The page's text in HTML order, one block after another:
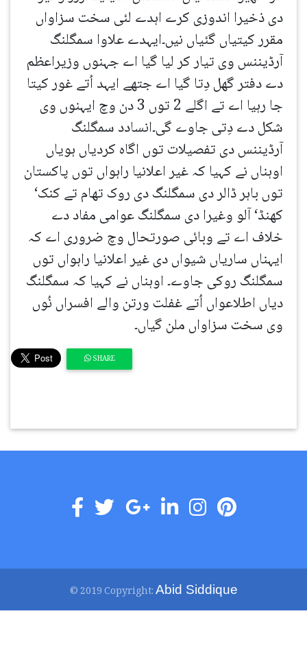
دی ذخیرا اندوزی کرے اہدے لئی سخت سزاواں
مقرر کیتیاں گئیاں نیں۔ایہدے علاوا سمگلنگ
آرڈیننس وی تیار کر لیا گیا اے جہنوں وزیراعظم
دے دفتر گھل دِتا گیا اے جتھے ایہد اُتے غور کیتا
جا رہیا اے تے اگلے 2 توں 3 دن وچ ایہنوں وی
شکل دے دِتی جاوے گی۔انسادد سمگلنگ
آرڈیننس دی تفصیلات توں اگاہ کردیاں ہویاں
اوہناں نے کہیا کہ غیر اعلانیا راہواں توں پاکستان
توں باہر ڈالر دی سمگلنگ دی روک تھام تے کنک‘
کھنڈ‘ آلو وغیرا دی سمگلنگ عوامی مفاد دے
خلاف اے تے وبائی صورتحال وچ ضروری اے کہ
ایہناں ساریاں شیواں دی غیر اعلانیا راہواں توں
سمگلنگ روکی جاوے۔ اوہناں نے کہیا کہ سمگلنگ
دیاں اطلاعواں اُتے غفلت ورتن والے افسراں نُوں
وی سخت سزاواں ملن گیاں۔
SHARE
© 2019 Copyright:Abid Siddique